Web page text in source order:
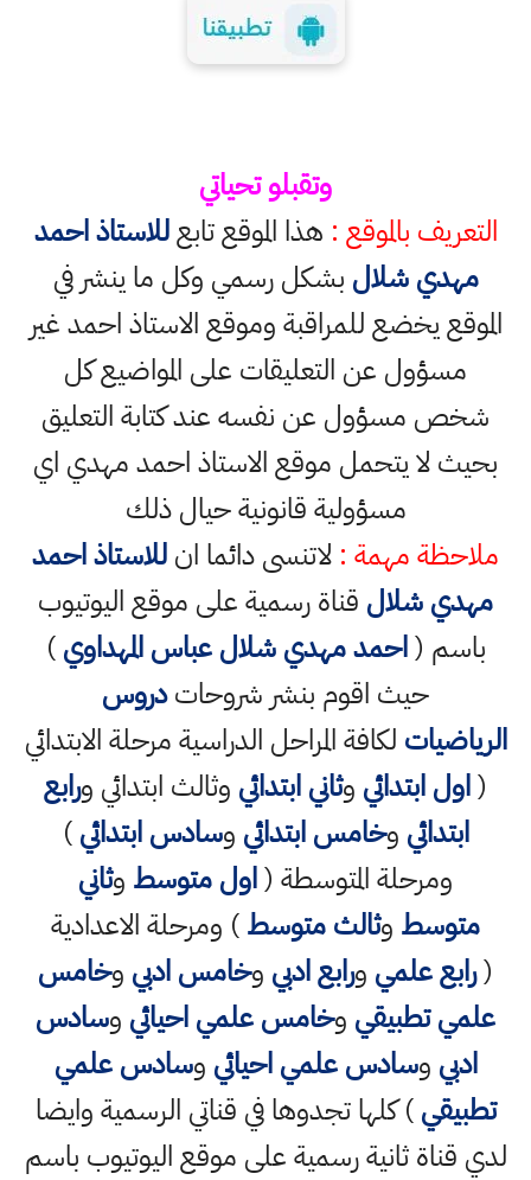
وتقبلو تحياتي
التعريف بالموقع : هذا الموقع تابعللاستاذ احمد
مهدي شلال بشكل رسمي وكل ما ينشر في
الموقع يخضع للمراقبة وموقع الاستاذ احمد غير
مسؤول عن التعليقات على المواضيع كل
شخص مسؤول عن نفسه عند كتابة التعليق
بحيث لا يتحمل موقع الاستاذ احمد مهدي اي
مسؤولية قانونية حيال ذلك
ملاحظة مهمة : لاتنسى دائما انللاستاذ احمد
مهدي شلال قناة رسمية على موقع اليوتيوب
باسم (احمد مهدي شلال عباس المهداوي)
حيث اقوم بنشر شروحاتدروس
الرياضيات لكافة المراحل الدراسية مرحلة الابتدائي
(اول ابتدائي وثاني ابتدائي وثالث ابتدائي ورابع
ابتدائي وخامس ابتدائي وسادس ابتدائي)
ومرحلة المتوسطة (اول متوسط وثاني
متوسط وثالث متوسط) ومرحلة الاعدادية
(رابع علمي ورابع ادبي وخامس ادبي وخامس
علمي تطبيقي وخامس علمي احيائي وسادس
ادبي وسادس علمي احيائي وسادس علمي
تطبيقي) كلها تجدوها في قناتي الرسمية وايضا
لدي قناة ثانية رسمية على موقع اليوتيوب باسم